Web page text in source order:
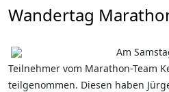
Wandertag
Am
Teilnehmer vom Marathon-Team
teilgenommen. Diesen haben